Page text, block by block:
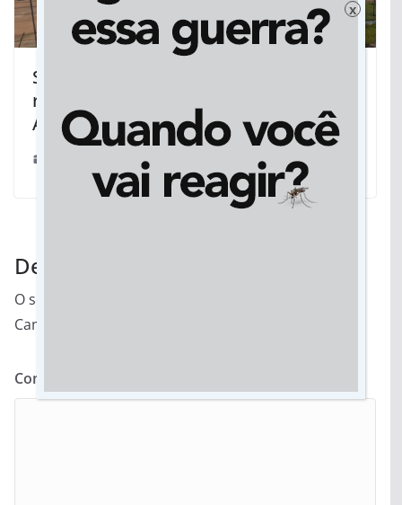
Sanear realiza obras de melhoria na
rede de abastecimento na região do
Aeroporto, em Rondonópolis
Deixe um comentário
O seu endereço de e-mail não será publicado.
Campos obrigatórios são marcados com
Comentário
x